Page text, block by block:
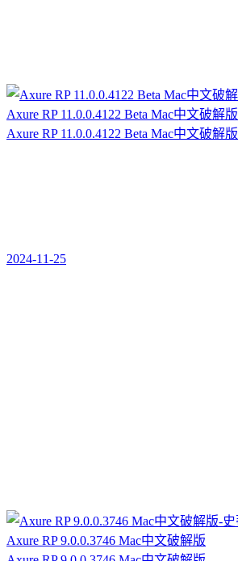
Axure RP 11.0.0.4122 Beta Mac中文破解版
Axure RP 11.0.0.4122 Beta Mac中文破解版
2024-11-25
Axure RP 9.0.0.3746 Mac中文破解版